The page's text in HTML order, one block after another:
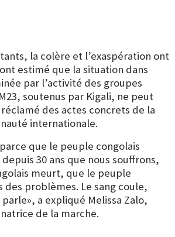
la colère et l’exaspération ont
estimé que la situation dans
par l’activité des groupes
soutenus par Kigali, ne peut
des actes concrets de la
internationale.
que le peuple congolais
30 ans que nous souffrons,
meurt, que le peuple
des problèmes. Le sang coule,
a expliqué Melissa Zalo,
de la marche.